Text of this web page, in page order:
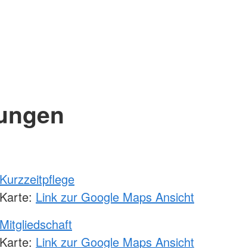
Kurzzeitpflege
Karte: Link zur Google Maps Ansicht
Mitgliedschaft
Karte: Link zur Google Maps Ansicht